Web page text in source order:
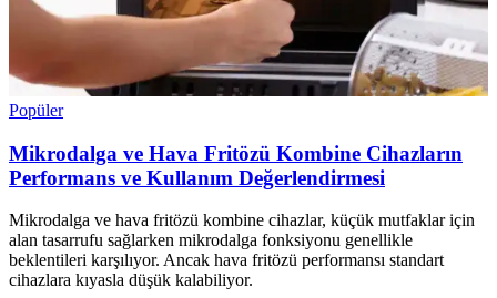
Popüler
Mikrodalga ve Hava Fritözü Kombine Cihazların
Performans ve Kullanım Değerlendirmesi
Mikrodalga ve hava fritözü kombine cihazlar, küçük mutfaklar için
alan tasarrufu sağlarken mikrodalga fonksiyonu genellikle
beklentileri karşılıyor. Ancak hava fritözü performansı standart
cihazlara kıyasla düşük kalabiliyor.